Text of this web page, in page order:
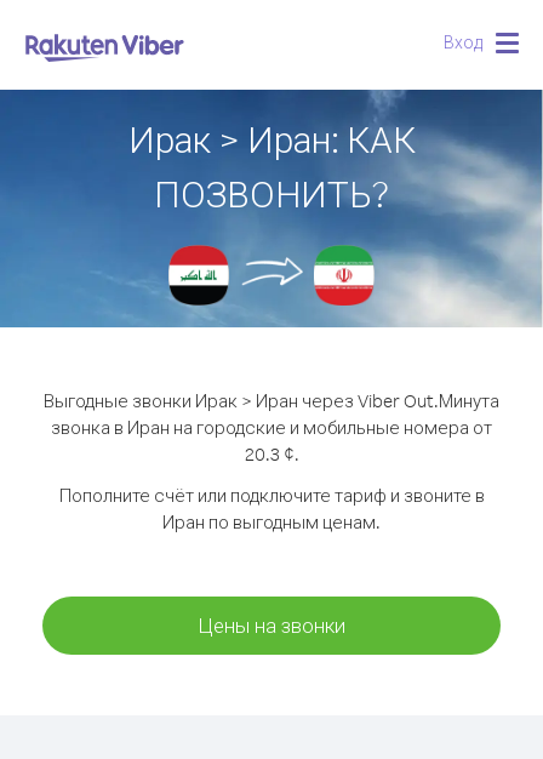
Вход
Ирак > Иран: КАК
ПОЗВОНИТЬ?
Выгодные звонки Ирак > Иран через Viber Out.Минута
звонка в Иран на городские и мобильные номера от
20.3 ¢.
Пополните счёт или подключите тариф и звоните в
Иран по выгодным ценам.
Цены на звонки